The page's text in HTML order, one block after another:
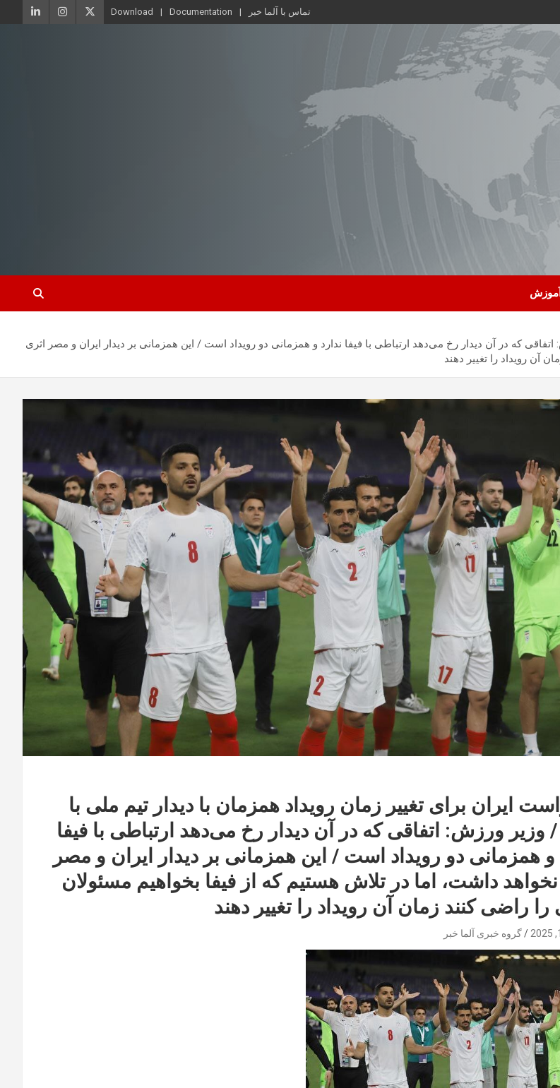
تماس با آلما خبر Documentation
Download
آموزش
که در آن دیدار رخ می‌دهد ارتباطی با فیفا ندارد و همزمانی دو رویداد است / این همزمانی بر دیدار ایران و مصر اثری
آن رویداد را تغییر دهند
ایران برای تغییر زمان رویداد همزمان با دیدار تیم ملی با
ورزش: اتفاقی که در آن دیدار رخ می‌دهد ارتباطی با فیفا
و همزمانی دو رویداد است / این همزمانی بر دیدار ایران و مصر
نخواهد داشت، اما در تلاش هستیم که از فیفا بخواهیم مسئولان
راضی کنند زمان آن رویداد را تغییر دهند
گروه خبری آلما خبر